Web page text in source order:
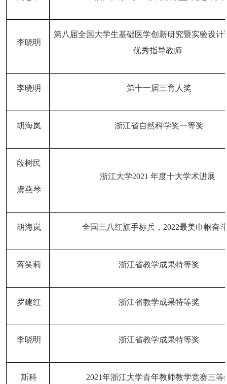
李晓明
第八届全国大学生基础医学创新研究暨实验设计
优秀指导教师
李晓明 第十一届三育人奖
胡海岚 浙江省自然科学奖一等奖
段树民
虞燕琴
浙江大学2021 年度十大学术进展
胡海岚 全国三八红旗手标兵， 2022最美巾帼奋
蒋笑莉 浙江省教学成果特等奖
罗建红 浙江省教学成果特等奖
李晓明 浙江省教学成果特等奖
斯科 2021年浙江大学青年教师教学竞赛三等